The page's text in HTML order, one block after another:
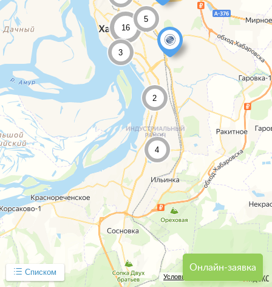
Онлайн-заявка
Условия использования
Списком
16
3
5
2
4